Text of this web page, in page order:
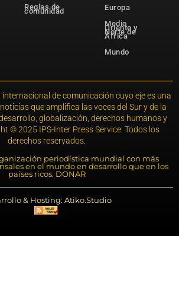
Reglas de
comunidad
Europa
Medio
Oriente y
Norte de
África
Mundo
de comunicación cuyo eje es una
que amplifica las voces del Sur y de la
globalización, derechos humanos y
© 2025 IPS-Inter Press Service. Todos los
derechos reservados.
periodística mundial con más
en el mundo en desarrollo que en los
países ricos. DONAR
& Hosting: Atiko.Studio